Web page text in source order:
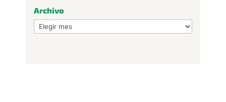
Archivo
Archivo